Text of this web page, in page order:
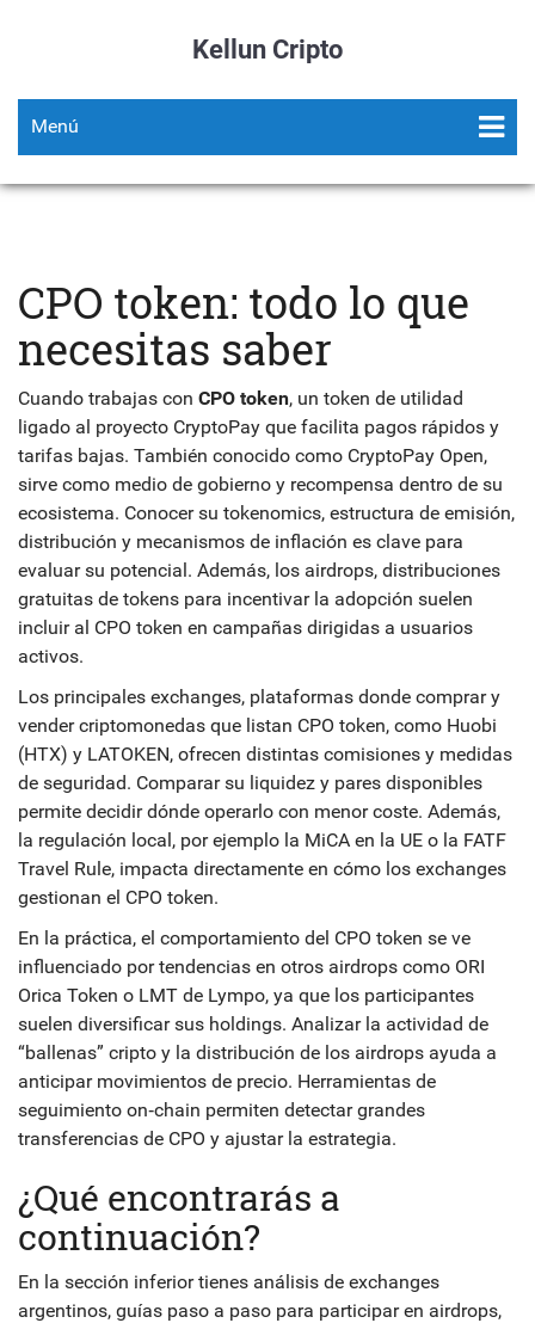
Kellun Cripto
Menú
CPO token: todo lo que
necesitas saber
Cuando trabajas con CPO token, un token de utilidad
ligado al proyecto CryptoPay que facilita pagos rápidos y
tarifas bajas. También conocido como CryptoPay Open,
sirve como medio de gobierno y recompensa dentro de su
ecosistema. Conocer su tokenomics, estructura de emisión,
distribución y mecanismos de inflación es clave para
evaluar su potencial. Además, los airdrops, distribuciones
gratuitas de tokens para incentivar la adopción suelen
incluir al CPO token en campañas dirigidas a usuarios
activos.
Los principales exchanges, plataformas donde comprar y
vender criptomonedas que listan CPO token, como Huobi
(HTX) y LATOKEN, ofrecen distintas comisiones y medidas
de seguridad. Comparar su liquidez y pares disponibles
permite decidir dónde operarlo con menor coste. Además,
la regulación local, por ejemplo la MiCA en la UE o la FATF
Travel Rule, impacta directamente en cómo los exchanges
gestionan el CPO token.
En la práctica, el comportamiento del CPO token se ve
influenciado por tendencias en otros airdrops como ORI
Orica Token o LMT de Lympo, ya que los participantes
suelen diversificar sus holdings. Analizar la actividad de
“ballenas” cripto y la distribución de los airdrops ayuda a
anticipar movimientos de precio. Herramientas de
seguimiento on‑chain permiten detectar grandes
transferencias de CPO y ajustar la estrategia.
¿Qué encontrarás a
continuación?
En la sección inferior tienes análisis de exchanges
argentinos, guías paso a paso para participar en airdrops,